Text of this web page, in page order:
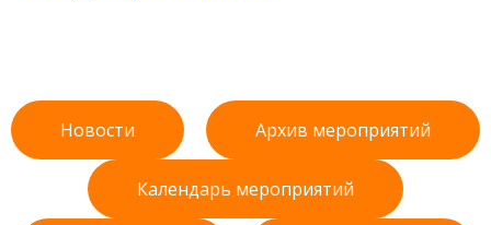
Новости Архив мероприятий
Календарь мероприятий